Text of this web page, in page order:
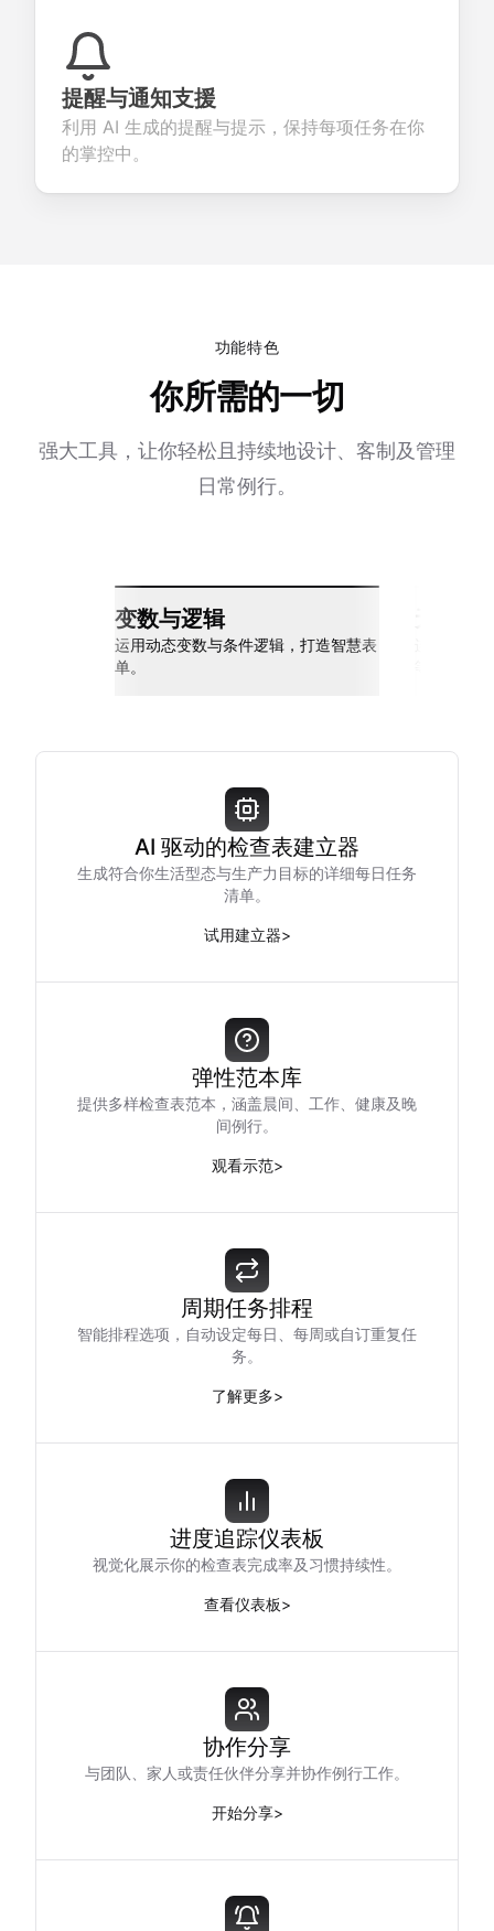
提醒与通知支援
利用 AI 生成的提醒与提示，保持每项任务在你
的掌控中。
功能特色
你所需的一切
强大工具，让你轻松且持续地设计、客制及管理
日常例行。
变数与逻辑
运用动态变数与条件逻辑，打造智慧表
单。
AI 驱动的检查表建立器
生成符合你生活型态与生产力目标的详细每日任务
清单。
试用建立器>
弹性范本库
提供多样检查表范本，涵盖晨间、工作、健康及晚
间例行。
观看示范>
周期任务排程
智能排程选项，自动设定每日、每周或自订重复任
务。
了解更多>
进度追踪仪表板
视觉化展示你的检查表完成率及习惯持续性。
查看仪表板>
协作分享
与团队、家人或责任伙伴分享并协作例行工作。
开始分享>